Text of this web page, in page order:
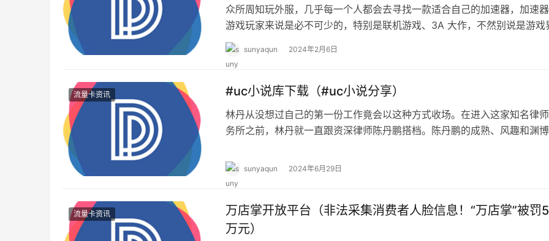
众所周知玩外服，几乎每一个人都会去寻找一款适合自己的加速器，加速
游戏玩家来说是必不可少的，特别是联机游戏、3A 大作，不然别说是游戏
你无法打开，就连社区商店、steam官网…
sunyaqun 2024年2月6日
流量卡资讯 #uc小说库下载（#uc小说分享）
林丹从没想过自己的第一份工作竟会以这种方式收场。在进入这家知名律
务所之前，林丹就一直跟资深律师陈丹鹏搭档。陈丹鹏的成熟、风趣和渊博
sunyaqun 2024年6月29日
流量卡资讯
万店掌开放平台（非法采集消费者人脸信息！“万店掌”被罚
万元）